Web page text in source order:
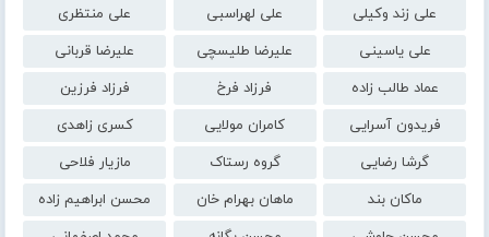
علی زند وکیلی
علی لهراسبی
علی منتظری
علی یاسینی
علیرضا طلیسچی
علیرضا قربانی
عماد طالب زاده
فرزاد فرخ
فرزاد فرزین
فریدون آسرایی
کامران مولایی
کسری زاهدی
گرشا رضایی
گروه رستاک
مازیار فلاحی
ماکان بند
ماهان بهرام خان
محسن ابراهیم زاده